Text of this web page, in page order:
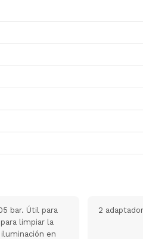
bar. Útil para
limpiar la
en
2